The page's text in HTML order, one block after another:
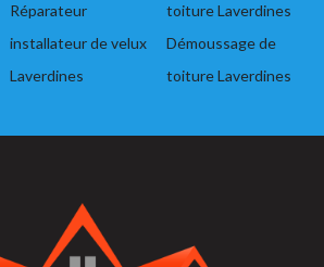
Réparateur
installateur de velux
Laverdines
toiture Laverdines
Démoussage de
toiture Laverdines